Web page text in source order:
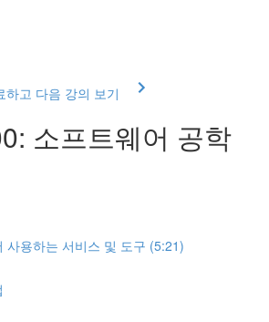
하고 다음 강의 보기
소프트웨어 공학
사용하는 서비스 및 도구 (5:21)